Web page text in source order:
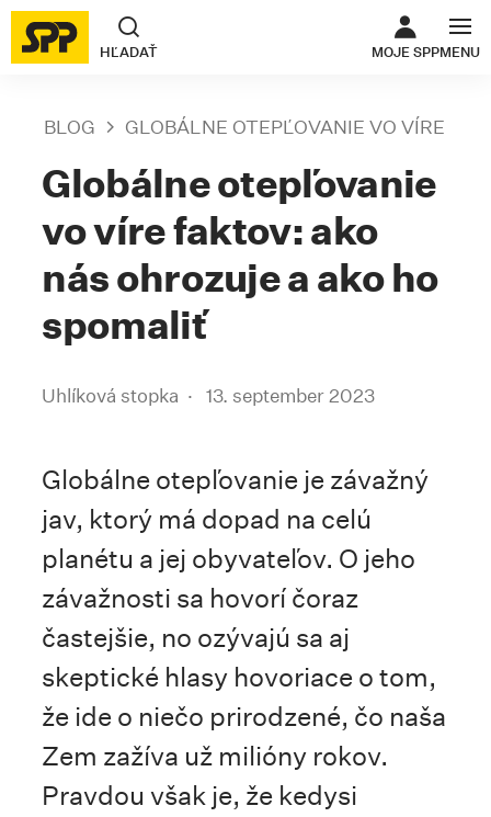
HĽADAŤ MOJE SPP
ODKAZ SA
MENU
BLOG GLOBÁLNE OTEPĽOVANIE VO VÍRE
Globálne otepľovanie
vo víre faktov: ako
nás ohrozuje a ako ho
spomaliť
Uhlíková stopka 13. september 2023
Globálne otepľovanie je závažný
jav, ktorý má dopad na celú
planétu a jej obyvateľov. O jeho
závažnosti sa hovorí čoraz
častejšie, no ozývajú sa aj
skeptické hlasy hovoriace o tom,
že ide o niečo prirodzené, čo naša
Zem zažíva už milióny rokov.
Pravdou však je, že kedysi